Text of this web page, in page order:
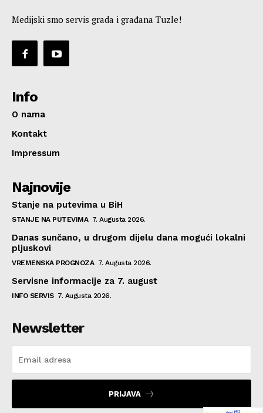
Medijski smo servis grada i građana Tuzle!
Info
O nama
Kontakt
Impressum
Najnovije
Stanje na putevima u BiH
STANJE NA PUTEVIMA 7. Augusta 2026.
Danas sunčano, u drugom dijelu dana mogući lokalni
pljuskovi
VREMENSKA PROGNOZA 7. Augusta 2026.
Servisne informacije za 7. august
INFO SERVIS 7. Augusta 2026.
Newsletter
PRIJAVA